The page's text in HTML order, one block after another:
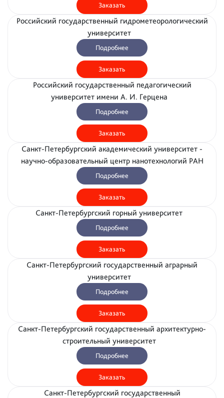
Заказать
Российский государственный гидрометеорологический
университет
Подробнее
Заказать
Российский государственный педагогический
университет имени А. И. Герцена
Подробнее
Заказать
Санкт-Петербургский академический университет -
научно-образовательный центр нанотехнологий РАН
Подробнее
Заказать
Санкт-Петербургский горный университет
Подробнее
Заказать
Санкт-Петербургский государственный аграрный
университет
Подробнее
Заказать
Санкт-Петербургский государственный архитектурно-
строительный университет
Подробнее
Заказать
Санкт-Петербургский государственный